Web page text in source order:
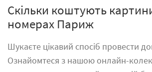
Скільки коштують
номерах Париж
Шукаєте цікавий спосіб провести
Ознайомтеся з нашою онлайн-